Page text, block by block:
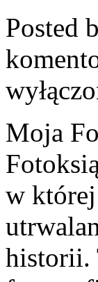
Posted
Moja
w
historii.